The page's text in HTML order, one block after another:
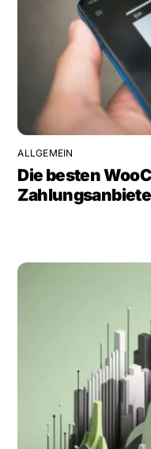
ALLGEMEIN
Die besten